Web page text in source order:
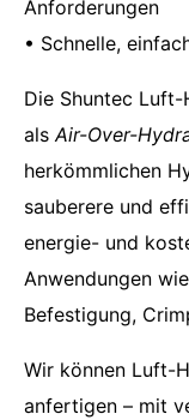
Anforderungen
• Schnelle,
Die Shuntec
alsAir-Over-
herkömmlichen
sauberere und
energie- und
Anwendungen
Befestigung,
Wir können Luft-
anfertigen – mit